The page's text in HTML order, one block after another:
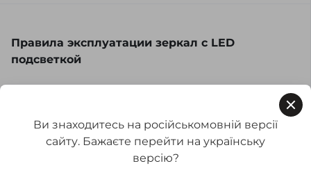
Правила эксплуатации зеркал с LED
подсветкой
Уход за зеркалами с LED подсветкой в ванную
комнату требует внимание не только к самому
зеркалу, но и к электронным компонентам. Вот
несколько рекомендаций:
Ви знаходитесь на російськомовній версії
сайту. Бажаєте перейти на українську
версію?